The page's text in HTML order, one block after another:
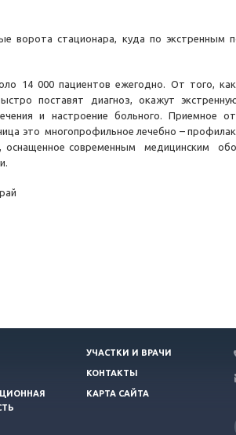
ворота стационара, куда по экстренным
14 000 пациентов ежегодно. От того,
поставят диагноз, окажут
и настроение больного. Приемное
это многопрофильное лечебно –
оснащенное современным медицинским
УЧАСТКИ И ВРАЧИ
КОНТАКТЫ
КАРТА САЙТА